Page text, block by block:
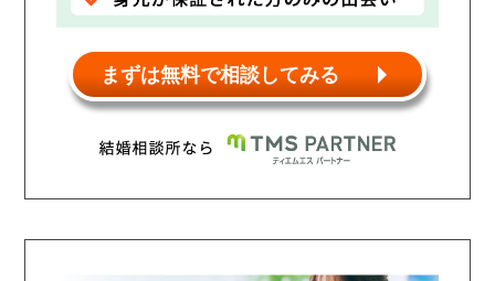
まずは無料で相談してみる